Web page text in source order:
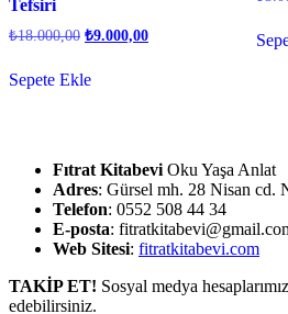
Tefsiri
₺18.000,00 Orijinal
₺9.000,00Şu
Sepete Ekle
Fıtrat Kitabevi Oku Yaşa Anlat
Adres: Gürsel mh. 28 Nisan cd.
Telefon: 0552 508 44 34
E-posta:
Web Sitesi: fitratkitabevi.com
TAKİP ET! Sosyal medya
edebilirsiniz.